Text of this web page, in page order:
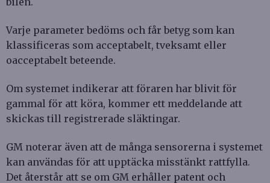
Varje parameter bedöms och får betyg som kan
klassificeras som acceptabelt, tveksamt eller
oacceptabelt beteende.
Om systemet indikerar att föraren har blivit för
gammal för att köra, kommer ett meddelande att
skickas till registrerade släktingar.
GM noterar även att de många sensorerna i systemet
kan användas för att upptäcka misstänkt rattfylla.
Det återstår att se om GM erhåller patent och